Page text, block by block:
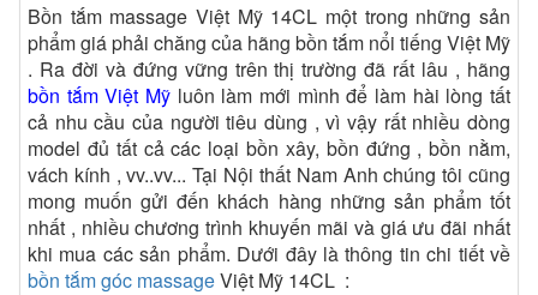
Bồn tắm massage Việt Mỹ 14CL một trong những sản
phẩm giá phải chăng của hãng bồn tắm nổi tiếng Việt Mỹ
. Ra đời và đứng vững trên thị trường đã rất lâu , hãng
bồn tắm Việt Mỹ luôn làm mới mình để làm hài lòng tất
cả nhu cầu của người tiêu dùng , vì vậy rất nhiều dòng
model đủ tất cả các loại bồn xây, bồn đứng , bồn nằm,
vách kính , vv..vv... Tại Nội thất Nam Anh chúng tôi cũng
mong muốn gửi đến khách hàng những sản phẩm tốt
nhất , nhiều chương trình khuyến mãi và giá ưu đãi nhất
khi mua các sản phẩm. Dưới đây là thông tin chi tiết về
bồn tắm góc massageViệt Mỹ 14CL :